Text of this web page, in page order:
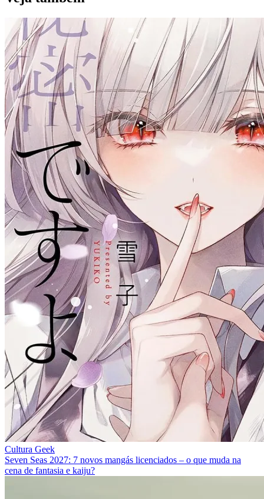
Cultura Geek
Seven Seas 2027: 7 novos mangás licenciados – o que muda na
cena de fantasia e kaiju?